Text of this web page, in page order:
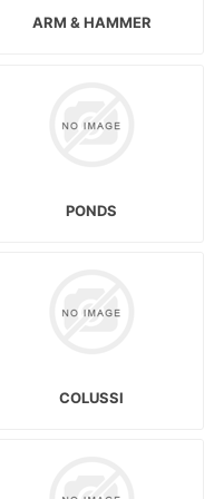
ARM & HAMMER
PONDS
COLUSSI